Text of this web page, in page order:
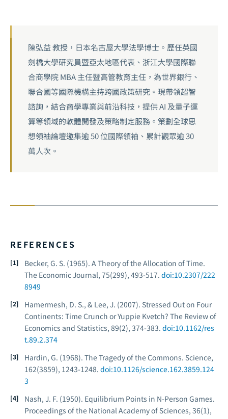
陳弘益 教授，日本名古屋大學法學博士。歷任英國
劍橋大學研究員暨亞太地區代表、浙江大學國際聯
合商學院 MBA 主任暨高管教育主任，為世界銀行、
聯合國等國際機構主持跨國政策研究。現帶領超智
諮詢，結合商學專業與前沿科技，提供 AI 及量子運
算等領域的軟體開發及策略制定服務。策劃全球思
想領袖論壇邀集逾 50 位國際領袖、累計觀眾逾 30
萬人次。
REFERENCES
Becker, G. S. (1965). A Theory of the Allocation of Time.
The Economic Journal, 75(299), 493-517. doi:10.2307/222
8949
Hamermesh, D. S., & Lee, J. (2007). Stressed Out on Four
Continents: Time Crunch or Yuppie Kvetch? The Review of
Economics and Statistics, 89(2), 374-383. doi:10.1162/res
t.89.2.374
Hardin, G. (1968). The Tragedy of the Commons. Science,
162(3859), 1243-1248. doi:10.1126/science.162.3859.124
3
Nash, J. F. (1950). Equilibrium Points in N-Person Games.
Proceedings of the National Academy of Sciences, 36(1),